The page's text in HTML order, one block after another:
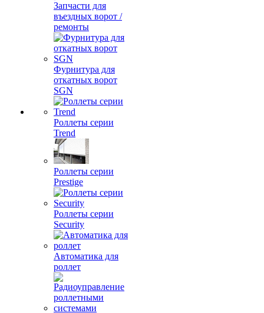
Запчасти для
въездных ворот /
ремонты
Фурнитура для
откатных ворот
SGN
Роллеты серии
Trend
Роллеты серии
Prestige
Роллеты серии
Security
Автоматика для
роллет